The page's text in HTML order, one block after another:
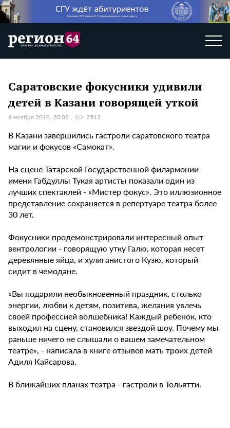
Саратовские фокусники удивили
детей в Казани говорящей уткой
6 ноября 2018, 20:02 2513
В Казани завершились гастроли саратовского театра
магии и фокусов «Самокат».
На сцене Татарской Государственной филармонии
имени Габдуллы Тукая артисты показали один из
лучших спектаклей - «Мистер фокус». Это иллюзионное
представление сохраняется в репертуаре театра более
30 лет.
Фокусники продемонстрировали интересный опыт
вентрологии - говорящую утку Галю, которая несет
деревянные яйца, и хулиганистого Кузю, который
сидит в чемодане.
«Вы подарили необыкновенный праздник, столько
энергии, любви к детям, позитива, желания увлечь
своей профессией волшебника! Каждый ребенок, кто
выходил на сцену, становился звездой шоу. Почему мы
раньше ничего не слышали о вашем замечательном
театре», - написала в книге отзывов мать троих детей
Адиля Кайсарова.
В ближайших планах театра - гастроли в Тольятти.